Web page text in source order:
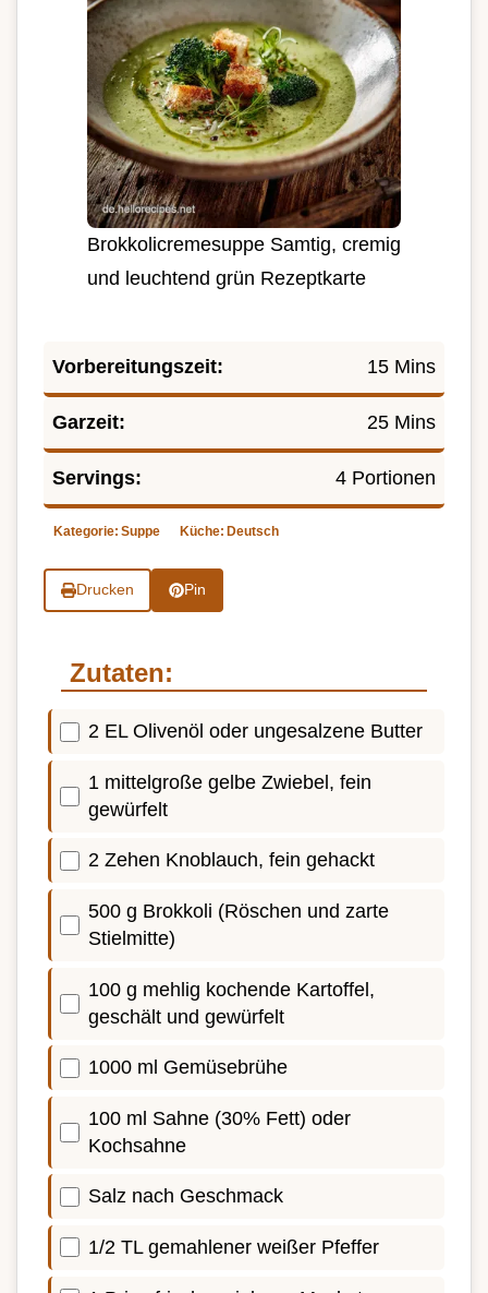
Brokkolicremesuppe Samtig, cremig
und leuchtend grün Rezeptkarte
Vorbereitungszeit: 15 Mins
Garzeit: 25 Mins
Servings: 4 Portionen
Kategorie: Suppe Küche: Deutsch
Drucken Pin
Zutaten:
2 EL Olivenöl oder ungesalzene Butter
1 mittelgroße gelbe Zwiebel, fein
gewürfelt
2 Zehen Knoblauch, fein gehackt
500 g Brokkoli (Röschen und zarte
Stielmitte)
100 g mehlig kochende Kartoffel,
geschält und gewürfelt
1000 ml Gemüsebrühe
100 ml Sahne (30% Fett) oder
Kochsahne
Salz nach Geschmack
1/2 TL gemahlener weißer Pfeffer